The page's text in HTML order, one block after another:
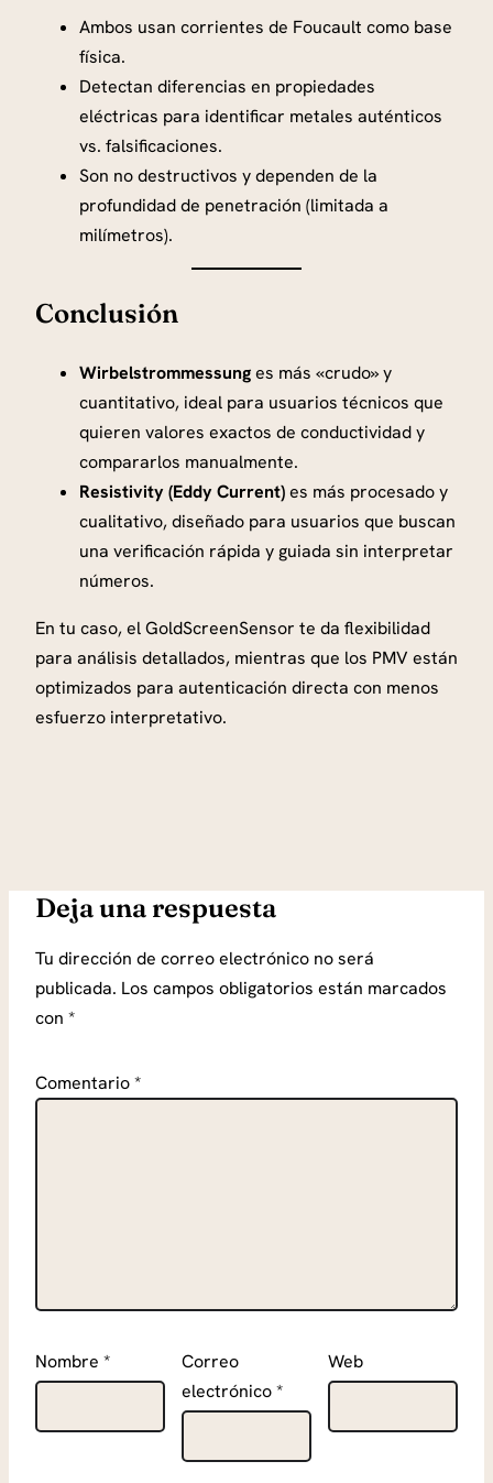
Ambos usan corrientes de Foucault como base
física.
Detectan diferencias en propiedades
eléctricas para identificar metales auténticos
vs. falsificaciones.
Son no destructivos y dependen de la
profundidad de penetración (limitada a
milímetros).
Conclusión
Wirbelstrommessunges más «crudo» y
cuantitativo, ideal para usuarios técnicos que
quieren valores exactos de conductividad y
compararlos manualmente.
Resistivity (Eddy Current)es más procesado y
cualitativo, diseñado para usuarios que buscan
una verificación rápida y guiada sin interpretar
números.
En tu caso, el GoldScreenSensor te da flexibilidad
para análisis detallados, mientras que los PMV están
optimizados para autenticación directa con menos
esfuerzo interpretativo.
Deja una respuesta
Tu dirección de correo electrónico no será
publicada. Los campos obligatorios están marcados
con *
Comentario*
Nombre *
Correo
electrónico*
Web